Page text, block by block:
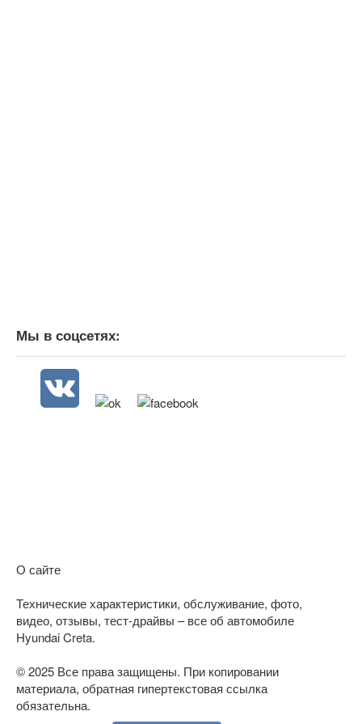
Мы в соцсетях:
О сайте
Технические характеристики, обслуживание, фото,
видео, отзывы, тест-драйвы – все об автомобиле
Hyundai Creta.
© 2025 Все права защищены. При копировании
материала, обратная гипертекстовая ссылка
обязательна.